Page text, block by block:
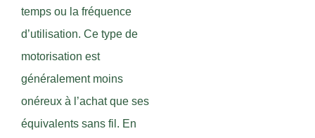
temps ou la fréquence
d’utilisation. Ce type de
motorisation est
généralement moins
onéreux à l’achat que ses
équivalents sans fil. En